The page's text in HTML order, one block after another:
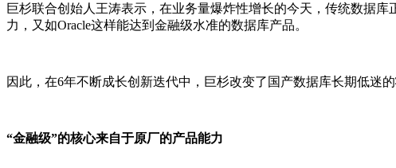
巨杉联合创始人王涛表示，在业务量爆炸性增长的今天，传统数据
力，又如Oracle这样能达到金融级水准的数据库产品。
因此，在6年不断成长创新迭代中，巨杉改变了国产数据库长期低迷
“金融级”的核心来自于原厂的产品能力